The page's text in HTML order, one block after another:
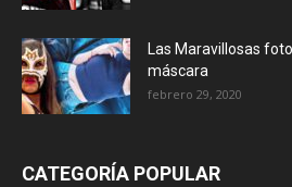
Las Maravillosas
máscara
febrero 29, 2020
CATEGORÍA POPULAR